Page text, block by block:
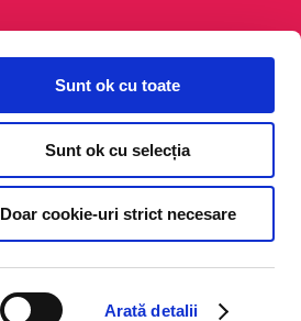
Arată detalii
Sunt ok cu toate
Sunt ok cu selecția
Doar cookie-uri strict necesare